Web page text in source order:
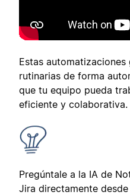
Estas automatizaciones
rutinarias de forma
que tu equipo pueda
eficiente y colaborativa.
Pregúntale a la IA de
Jira directamente